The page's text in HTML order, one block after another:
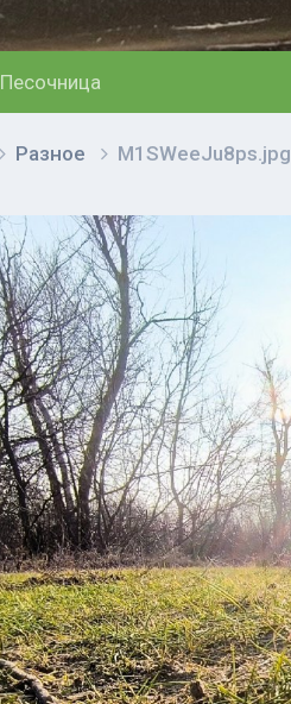
Песочница
Разное M1SWeeJu8ps.jpg